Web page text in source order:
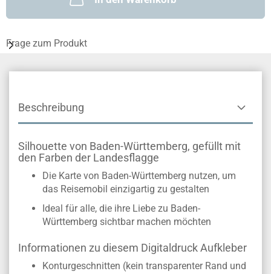
Frage zum Produkt
Beschreibung
Silhouette von Baden-Württemberg, gefüllt mit
den Farben der Landesflagge
Die Karte von Baden-Württemberg nutzen, um
das Reisemobil einzigartig zu gestalten
Ideal für alle, die ihre Liebe zu Baden-
Württemberg sichtbar machen möchten
Informationen zu diesem Digitaldruck Aufkleber
Konturgeschnitten (kein transparenter Rand und